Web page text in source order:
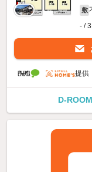
敷
- /
提供
D-